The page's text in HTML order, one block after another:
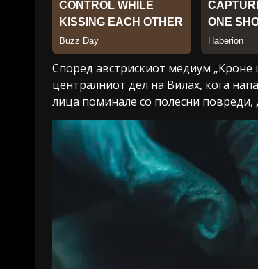
Според австрискиот медиум „Кроне
централниот дел на Вилах, кога
лица поминале со полесни повреди,